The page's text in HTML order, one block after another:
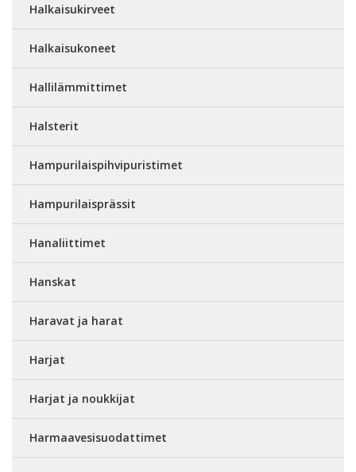
Halkaisukirveet
Halkaisukoneet
Hallilämmittimet
Halsterit
Hampurilaispihvipuristimet
Hampurilaisprässit
Hanaliittimet
Hanskat
Haravat ja harat
Harjat
Harjat ja noukkijat
Harmaavesisuodattimet